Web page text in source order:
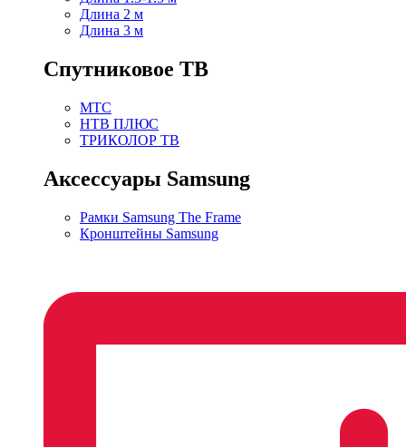
Длина 2 м
Длина 3 м
Спутниковое ТВ
МТС
НТВ ПЛЮС
ТРИКОЛОР ТВ
Аксессуары Samsung
Рамки Samsung The Frame
Кронштейны Samsung